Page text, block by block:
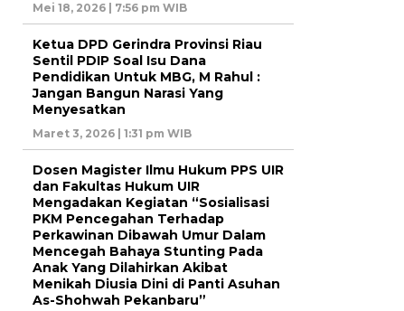
Mei 18, 2026 | 7:56 pm WIB
Ketua DPD Gerindra Provinsi Riau
Sentil PDIP Soal Isu Dana
Pendidikan Untuk MBG, M Rahul :
Jangan Bangun Narasi Yang
Menyesatkan
Maret 3, 2026 | 1:31 pm WIB
Dosen Magister Ilmu Hukum PPS UIR
dan Fakultas Hukum UIR
Mengadakan Kegiatan “Sosialisasi
PKM Pencegahan Terhadap
Perkawinan Dibawah Umur Dalam
Mencegah Bahaya Stunting Pada
Anak Yang Dilahirkan Akibat
Menikah Diusia Dini di Panti Asuhan
As-Shohwah Pekanbaru”